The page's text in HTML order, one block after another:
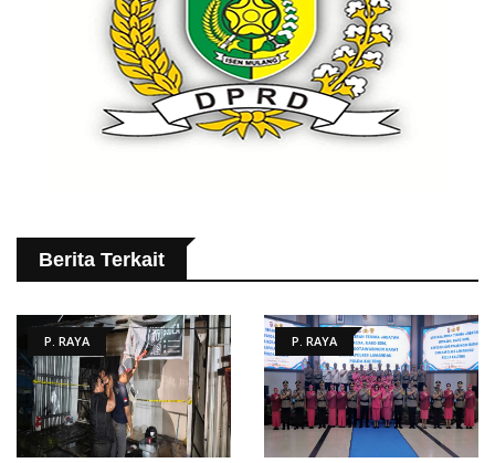
Berita Terkait
P. RAYA P. RAYA